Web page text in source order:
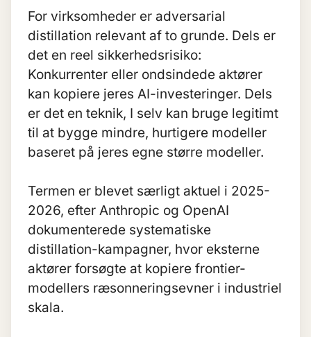
For virksomheder er adversarial
distillation relevant af to grunde. Dels er
det en reel sikkerhedsrisiko:
Konkurrenter eller ondsindede aktører
kan kopiere jeres AI-investeringer. Dels
er det en teknik, I selv kan bruge legitimt
til at bygge mindre, hurtigere modeller
baseret på jeres egne større modeller.
Termen er blevet særligt aktuel i 2025-
2026, efter Anthropic og OpenAI
dokumenterede systematiske
distillation-kampagner, hvor eksterne
aktører forsøgte at kopiere frontier-
modellers ræsonneringsevner i industriel
skala.